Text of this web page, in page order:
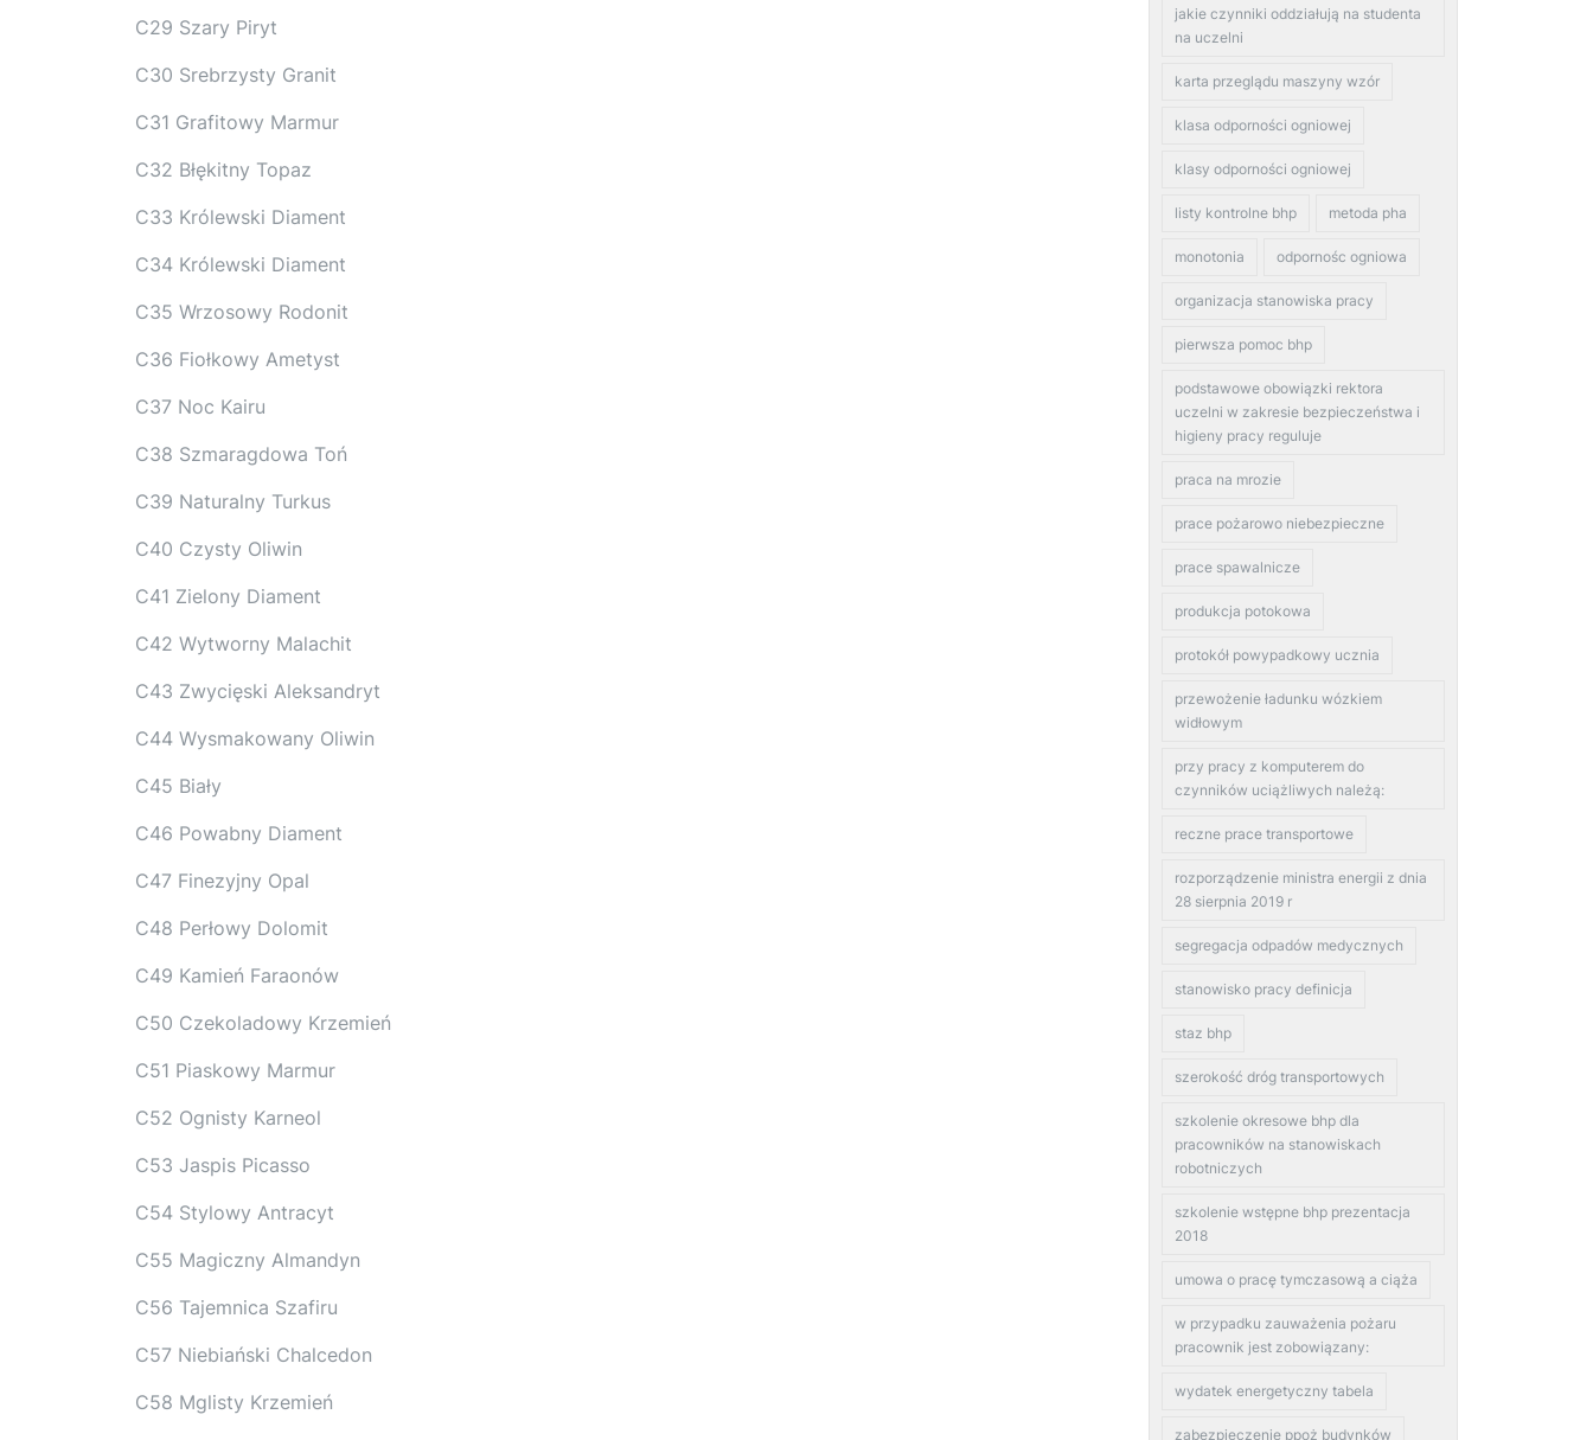
C29 Szary Piryt
C30 Srebrzysty Granit
C31 Grafitowy Marmur
C32 Błękitny Topaz
C33 Królewski Diament
C34 Królewski Diament
C35 Wrzosowy Rodonit
C36 Fiołkowy Ametyst
C37 Noc Kairu
C38 Szmaragdowa Toń
C39 Naturalny Turkus
C40 Czysty Oliwin
C41 Zielony Diament
C42 Wytworny Malachit
C43 Zwycięski Aleksandryt
C44 Wysmakowany Oliwin
C45 Biały
C46 Powabny Diament
C47 Finezyjny Opal
C48 Perłowy Dolomit
C49 Kamień Faraonów
C50 Czekoladowy Krzemień
C51 Piaskowy Marmur
C52 Ognisty Karneol
C53 Jaspis Picasso
C54 Stylowy Antracyt
C55 Magiczny Almandyn
C56 Tajemnica Szafiru
C57 Niebiański Chalcedon
C58 Mglisty Krzemień
jakie czynniki oddziałują na studenta
na uczelni
karta przeglądu maszyny wzór
klasa odporności ogniowej
klasy odporności ogniowej
listy kontrolne bhp metoda pha
monotonia odpornośc ogniowa
organizacja stanowiska pracy
pierwsza pomoc bhp
podstawowe obowiązki rektora
uczelni w zakresie bezpieczeństwa i
higieny pracy reguluje
praca na mrozie
prace pożarowo niebezpieczne
prace spawalnicze
produkcja potokowa
protokół powypadkowy ucznia
przewożenie ładunku wózkiem
widłowym
przy pracy z komputerem do
czynników uciążliwych należą:
reczne prace transportowe
rozporządzenie ministra energii z dnia
28 sierpnia 2019 r
segregacja odpadów medycznych
stanowisko pracy definicja
staz bhp
szerokość dróg transportowych
szkolenie okresowe bhp dla
pracowników na stanowiskach
robotniczych
szkolenie wstępne bhp prezentacja
2018
umowa o pracę tymczasową a ciąża
w przypadku zauważenia pożaru
pracownik jest zobowiązany:
wydatek energetyczny tabela
zabezpieczenie ppoż budynków